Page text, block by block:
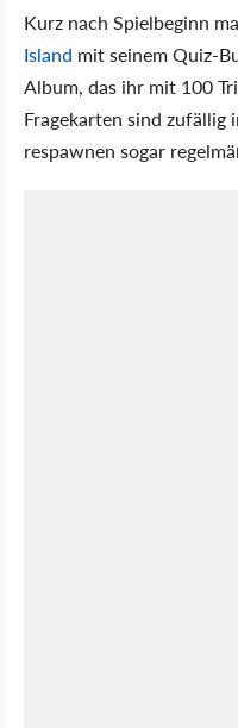
Kurz nach Spielbeginn
Island mit seinem Quiz-
Album, das ihr mit 100
Fragekarten sind zufällig
respawnen sogar